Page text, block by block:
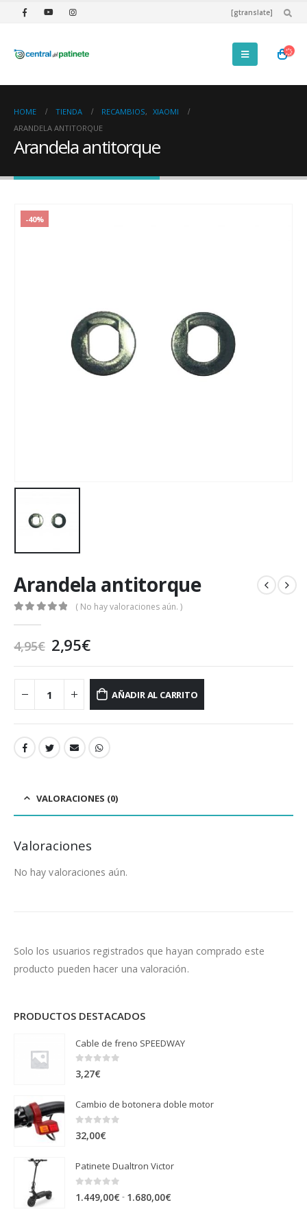
[gtranslate]
HOME TIENDA RECAMBIOS, XIAOMI
ARANDELA ANTITORQUE
Arandela antitorque
-40%
Arandela antitorque
( No hay valoraciones aún. )
4,95€ El
precio
original
era:
4,95€.
2,95€El
actual
es:
2,95€.AÑADIR AL CARRITO
VALORACIONES (0)
Valoraciones
No hay valoraciones aún.
Solo los usuarios registrados que hayan comprado este
producto pueden hacer una valoración.
PRODUCTOS DESTACADOS
Cable de freno SPEEDWAY
0 out of 5
3,27€
Cambio de botonera doble motor
0 out of 5
32,00€
Patinete Dualtron Victor
0 out of 5
1.449,00€ - 1.680,00€